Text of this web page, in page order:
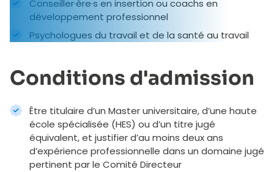
Conseiller·ère·s en insertion ou coachs en
développement professionnel
Psychologues du travail et de la santé au travail
Conditions d'admission
Être titulaire d’un Master universitaire, d’une haute
école spécialisée (HES) ou d’un titre jugé
équivalent, et justifier d’au moins deux ans
d’expérience professionnelle dans un domaine jugé
pertinent par le Comité Directeur